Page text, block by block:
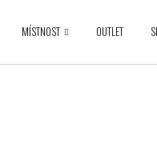
MÍSTNOST OUTLET